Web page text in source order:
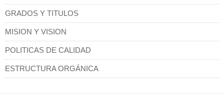
GRADOS Y TITULOS
MISION Y VISION
POLITICAS DE CALIDAD
ESTRUCTURA ORGÁNICA